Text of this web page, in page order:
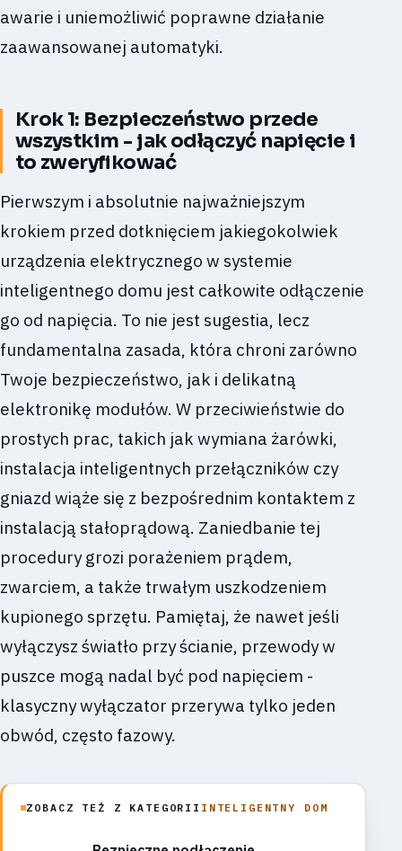
awarie i uniemożliwić poprawne działanie
zaawansowanej automatyki.
Krok 1: Bezpieczeństwo przede
wszystkim - jak odłączyć napięcie i
to zweryfikować
Pierwszym i absolutnie najważniejszym
krokiem przed dotknięciem jakiegokolwiek
urządzenia elektrycznego w systemie
inteligentnego domu jest całkowite odłączenie
go od napięcia. To nie jest sugestia, lecz
fundamentalna zasada, która chroni zarówno
Twoje bezpieczeństwo, jak i delikatną
elektronikę modułów. W przeciwieństwie do
prostych prac, takich jak wymiana żarówki,
instalacja inteligentnych przełączników czy
gniazd wiąże się z bezpośrednim kontaktem z
instalacją stałoprądową. Zaniedbanie tej
procedury grozi porażeniem prądem,
zwarciem, a także trwałym uszkodzeniem
kupionego sprzętu. Pamiętaj, że nawet jeśli
wyłączysz światło przy ścianie, przewody w
puszce mogą nadal być pod napięciem -
klasyczny wyłączator przerywa tylko jeden
obwód, często fazowy.
ZOBACZ TEŻ Z KATEGORII INTELIGENTNY DOM